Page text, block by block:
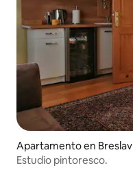
Apartamento en
Estudio pintoresco.